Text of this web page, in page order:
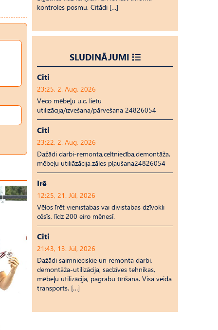
kontroles posmu. Citādi […]
SLUDINĀJUMI
Citi
23:25, 2. Aug, 2026
Veco mēbeļu u.c. lietu
utilizācija/izvešana/pārvešana 24826054
Citi
23:22, 2. Aug, 2026
Dažādi darbi-remonta,celtniecība,demontāža,
mēbeļu utiliāzācija,zāles pļaušana24826054
Īrē
12:25, 21. Jūl, 2026
Vēlos īrēt vienistabas vai divistabas dzīvokli
cēsīs, līdz 200 eiro mēnesī.
Citi
21:43, 13. Jūl, 2026
Dažādi saimnieciskie un remonta darbi,
demontāža-utilizācija, sadzīves tehnikas,
mēbeļu utilizācija, pagrabu tīrīšana. Visa veida
transports. […]